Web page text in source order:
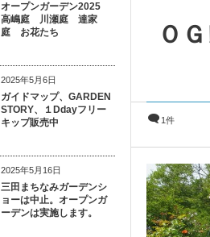
Ｏ
1件
オープンガーデン2025
高嶋庭 川瀬庭 達家
庭 お花たち
2025年5月6日
ガイドマップ、GARDEN
STORY、１Ddayフリー
キップ販売中
2025年5月16日
三田まちなみガーデンシ
ョーは中止。オープンガ
ーデンは実施します。